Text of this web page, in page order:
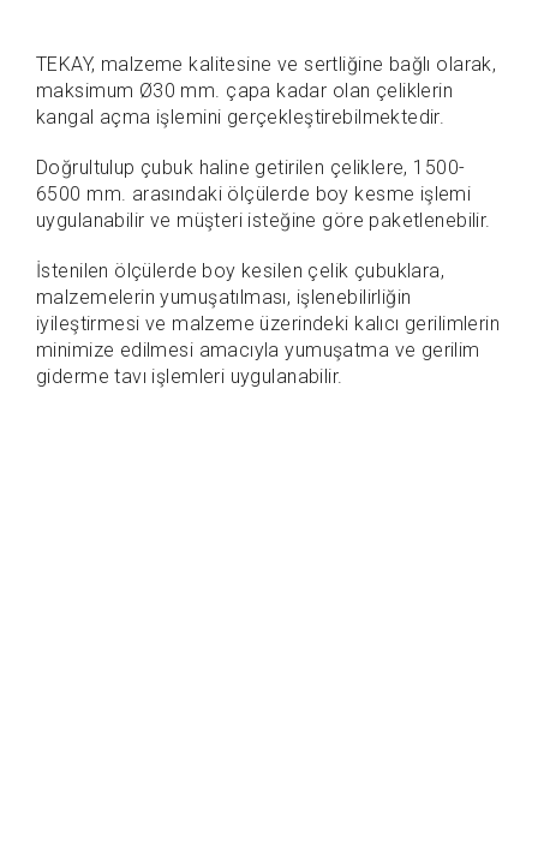
TEKAY, malzeme kalitesine ve sertliğine bağlı olarak,
maksimum Ø30 mm. çapa kadar olan çeliklerin
kangal açma işlemini gerçekleştirebilmektedir.
Doğrultulup çubuk haline getirilen çeliklere, 1500-
6500 mm. arasındaki ölçülerde boy kesme işlemi
uygulanabilir ve müşteri isteğine göre paketlenebilir.
İstenilen ölçülerde boy kesilen çelik çubuklara,
malzemelerin yumuşatılması, işlenebilirliğin
iyileştirmesi ve malzeme üzerindeki kalıcı gerilimlerin
minimize edilmesi amacıyla yumuşatma ve gerilim
giderme tavı işlemleri uygulanabilir.